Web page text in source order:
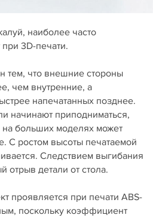
наиболее часто
3D-печати.
тем, что внешние стороны
чем внутренние, а
напечатанных позднее.
начинают приподниматься,
на больших моделях может
С ростом высоты печатаемой
Следствием выгибания
отрыв детали от стола.
проявляется при печати ABS-
поскольку коэффициент